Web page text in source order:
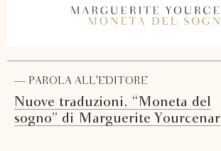
— PAROLA ALL'EDITORE
Nuove traduzioni. “Moneta del
sogno” di Marguerite Yourcenar